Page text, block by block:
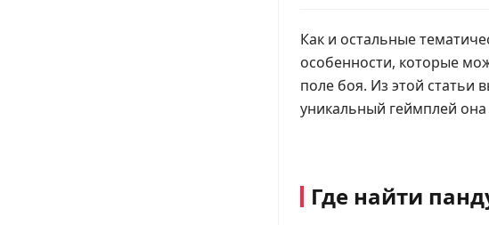
Как и остальные
особенности, которые
поле боя. Из этой статьи
уникальный геймплей
Где найти